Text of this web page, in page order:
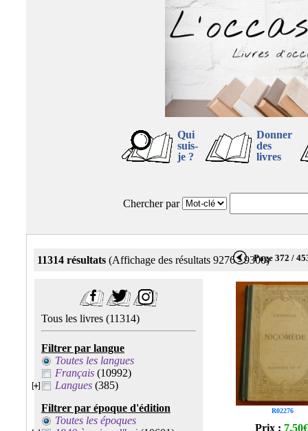
Qui
suis-
je ?
Donner
des
livres
Chercher par
11314 résultats (Affichage des résultats 9276 - 9300)Page 372 /
Tous les livres (11314)
Filtrer par langue
Toutes les langues
Français (10992)
Langues (385)
Filtrer par époque d'édition
Toutes les époques
R02276
Prix : 7.50€